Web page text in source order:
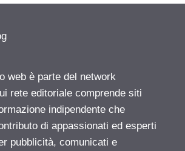
web è parte del network
rete editoriale comprende siti
indipendente che
di appassionati ed esperti
pubblicità, comunicati e